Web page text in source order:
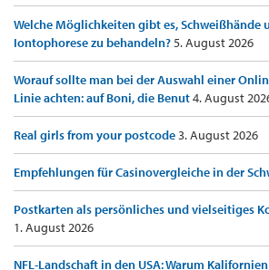
Welche Möglichkeiten gibt es, Schweißhände
Iontophorese zu behandeln?5. August 2026
Worauf sollte man bei der Auswahl einer
Linie achten: auf Boni, die Benut4. August
Real girls from your postcode3. August 2026
Empfehlungen für Casinovergleiche in der
Postkarten als persönliches und vielseitiges
1. August 2026
NFL-Landschaft in den USA: Warum